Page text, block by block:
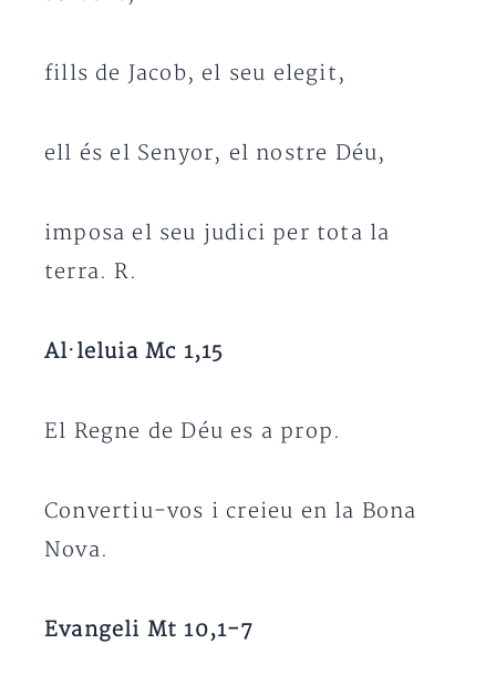
fills de Jacob, el seu elegit,
ell és el Senyor, el nostre Déu,
imposa el seu judici per tota la
terra. R.
Al·leluia Mc 1,15
El Regne de Déu es a prop.
Convertiu-vos i creieu en la Bona
Nova.
Evangeli Mt 10,1-7